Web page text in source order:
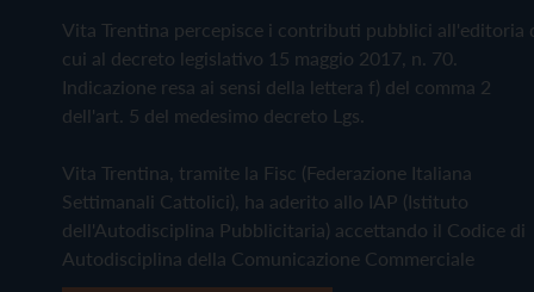
Vita Trentina percepisce i contributi pubblici all'editoria
cui al decreto legislativo 15 maggio 2017, n. 70.
Indicazione resa ai sensi della lettera f) del comma 2
dell'art. 5 del medesimo decreto Lgs.
Vita Trentina, tramite la Fisc (Federazione Italiana
Settimanali Cattolici), ha aderito allo IAP (Istituto
dell'Autodisciplina Pubblicitaria) accettando il Codice di
Autodisciplina della Comunicazione Commerciale